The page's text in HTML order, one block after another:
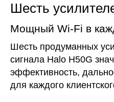
Шесть
Мощный Wi‑Fi в
Шесть продуманных
сигнала Halo H50G
эффективность,
для каждого